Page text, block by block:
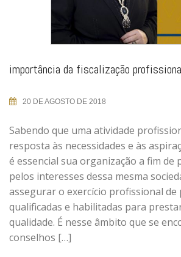
importância da fiscalização
20 DE AGOSTO DE 2018
Sabendo que uma atividade
resposta às necessidades e às
é essencial sua organização a fim de
pelos interesses dessa mesma
assegurar o exercício profissional de
qualificadas e habilitadas para
qualidade. É nesse âmbito que se
conselhos […]